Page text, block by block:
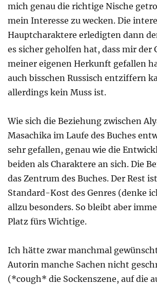
mich genau die richtige Nische
mein Interesse zu wecken. Die
Hauptcharaktere erledigten dann
es sicher geholfen hat, dass mir der
meiner eigenen Herkunft gefallen
auch bisschen Russisch entziffern
allerdings kein Muss ist.
Wie sich die Beziehung zwischen
Masachika im Laufe des Buches
sehr gefallen, genau wie die
beiden als Charaktere an sich. Die
das Zentrum des Buches. Der Rest
Standard-Kost des Genres (denke
allzu besonders. So bleibt aber
Platz fürs Wichtige.
Ich hätte zwar manchmal
Autorin manche Sachen nicht
(*cough* die Sockenszene, auf die